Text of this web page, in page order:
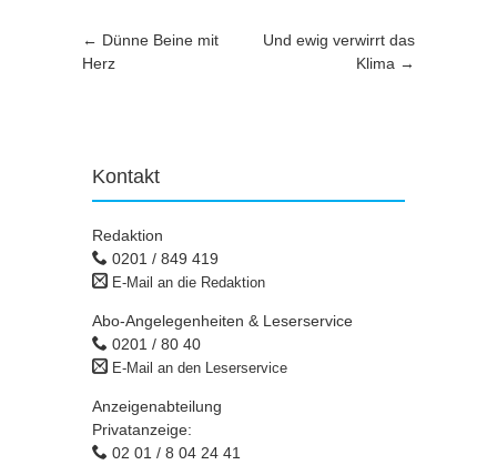
Artikel-Navigation
← Dünne Beine mit
Herz
Und ewig verwirrt das
Klima →
Kontakt
Redaktion
0201 / 849 419
E-Mail an die Redaktion
Abo-Angelegenheiten & Leserservice
0201 / 80 40
E-Mail an den Leserservice
Anzeigenabteilung
Privatanzeige:
02 01 / 8 04 24 41